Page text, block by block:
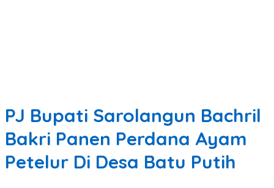
PJ Bupati Sarolangun Bachril
Bakri Panen Perdana Ayam
Petelur Di Desa Batu Putih